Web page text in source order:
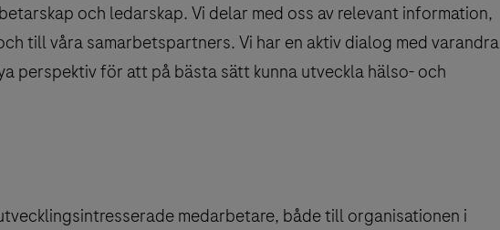
och ledarskap. Vi delar med oss av relevant information,
till våra samarbetspartners. Vi har en aktiv dialog med varandra
perspektiv för att på bästa sätt kunna utveckla hälso- och
medarbetare, både till organisationen i